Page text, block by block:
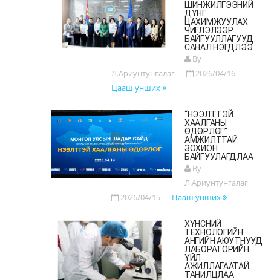
ШИНЖИЛГЭЭНИЙ
ДҮНГ
ЦАХИМЖУУЛАХ
ЧИГЛЭЛЭЭР
БАЙГУУЛЛАГУУД
САНАЛ НЭГДЛЭЭ
By
Л.Ариунтунгалаг
2026/04/16
Цааш унших
“НЭЭЛТТЭЙ
ХААЛГАНЫ
ӨДӨРЛӨГ”
АМЖИЛТТАЙ
ЗОХИОН
БАЙГУУЛАГДЛАА
By
Л.Ариунтунгалаг
2026/04/15
Цааш унших
ХҮНСНИЙ
ТЕХНОЛОГИЙН
АНГИЙН АЮУТНУУД
ЛАБОРАТОРИЙН
ҮЙЛ
АЖИЛЛАГААТАЙ
ТАНИЛЦЛАА